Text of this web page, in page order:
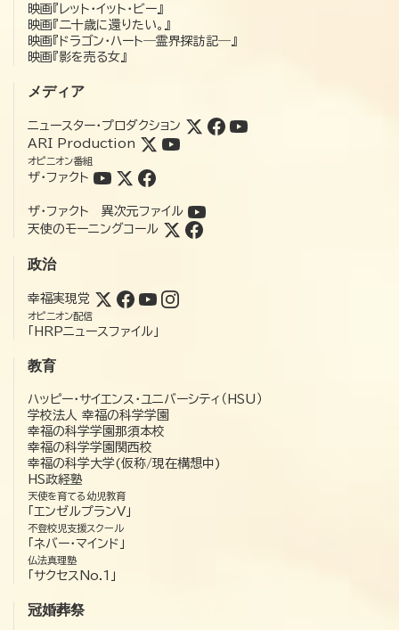
映画『レット・イット・ビー』
映画『二十歳に還りたい。』
映画『ドラゴン・ハート―霊界探訪記―』
映画『影を売る女』
メディア
ニュースター・プロダクション
ARI Production
オピニオン番組
ザ・ファクト
ザ・ファクト 異次元ファイル
天使のモーニングコール
政治
幸福実現党
オピニオン配信
「HRPニュースファイル」
教育
ハッピー・サイエンス・ユニバーシティ（HSU）
学校法人 幸福の科学学園
幸福の科学学園那須本校
幸福の科学学園関西校
幸福の科学大学(仮称/現在構想中)
HS政経塾
天使を育てる幼児教育
「エンゼルプランV」
不登校児支援スクール
「ネバー・マインド」
仏法真理塾
「サクセスNo.1」
冠婚葬祭